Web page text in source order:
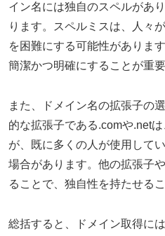
イン名には独自のスペルがあ
ります。スペルミスは、人々
を困難にする可能性がありま
簡潔かつ明確にすることが重要
また、ドメイン名の拡張子の
的な拡張子である.comや.net
が、既に多くの人が使用して
場合があります。他の拡張子
ることで、独自性を持たせる
総括すると、ドメイン取得に